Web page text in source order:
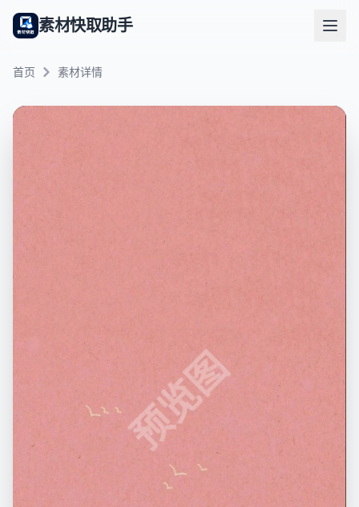
素材快取助手
首页 素材详情
预览图